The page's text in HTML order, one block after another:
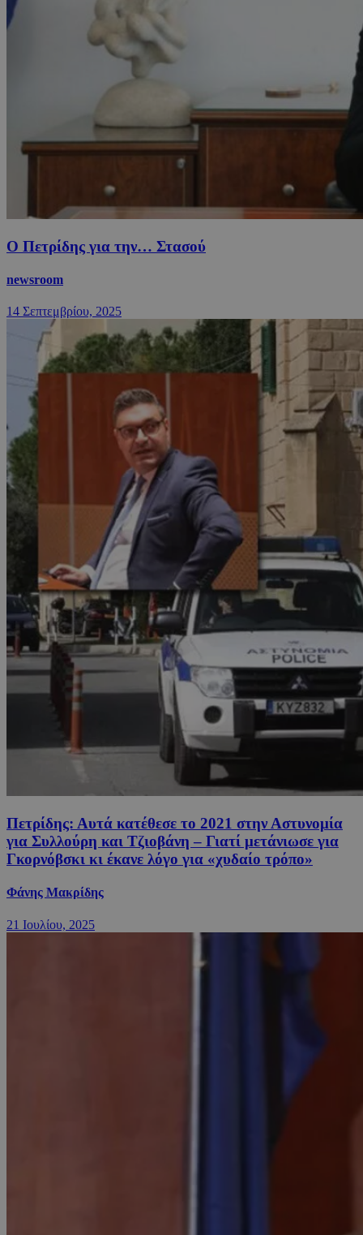
Ο Πετρίδης για την… Στασού
newsroom
14 Σεπτεμβρίου, 2025
Πετρίδης: Αυτά κατέθεσε το 2021 στην Αστυνομία
για Συλλούρη και Τζιοβάνη – Γιατί μετάνιωσε για
Γκορνόβσκι κι έκανε λόγο για «χυδαίο τρόπο»
Φάνης Μακρίδης
21 Ιουλίου, 2025